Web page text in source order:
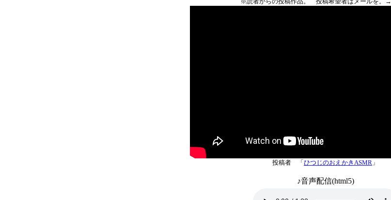
投稿者 「 ひつじのおえかきASMR 」
♪音声配信(html5)